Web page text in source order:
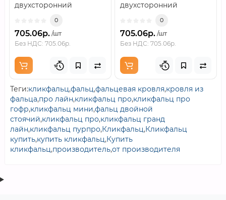
двухсторонний
0
705.06р. /шт
Без НДС: 705.06р.
двухсторонний
0
705.06р. /шт
Без НДС: 705.06р.
Теги:кликфальц,фальц,фальцевая кровля,кровля из
фальца,про лайн,кликфальц про,кликфальц про
гофр,кликфальц мини,фальц двойной
стоячий,кликфальц про,кликфальц гранд
лайн,кликфальц пурпро,Кликфальц,Кликфальц
купить,купить кликфальц,Купить
кликфальц,производитель,от производителя